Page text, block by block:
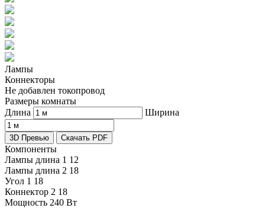
Лампы
Коннекторы
Не добавлен токопровод
Размеры комнаты
Длина
Ширина
3D Превью Скачать PDF
Компоненты
Лампы длина 1 12
Лампы длина 2 18
Угол 1 18
Коннектор 2 18
Мощность 240 Вт